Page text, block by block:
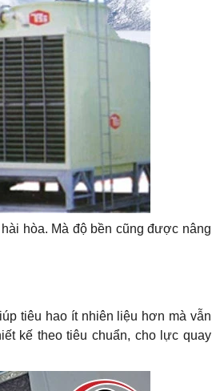
hòa. Mà độ bền cũng được nâng
tiêu hao ít nhiên liệu hơn mà vẫn
kế theo tiêu chuẩn, cho lực quay